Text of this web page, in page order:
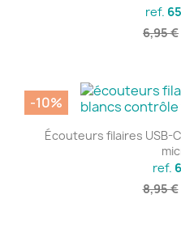
ref.
6,95 €
Écouteurs filaires USB-
ref.
8,95 €
-10%